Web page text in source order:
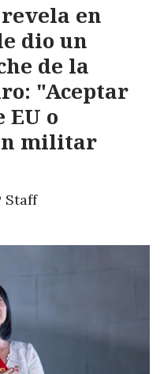
en
dio un
de la
"Aceptar
EU o
militar
Staff